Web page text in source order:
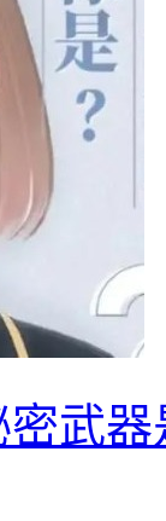
武